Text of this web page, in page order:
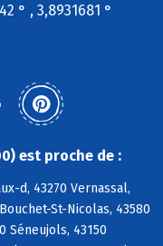
° , 3,8931681 °
est proche de :
d, 43270 Vernassal,
St-Nicolas, 43580
Séneujols, 43150